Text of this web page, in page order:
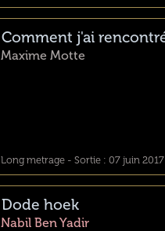
Comment j'ai
Maxime Motte
Long metrage - Sortie : 07 juin 2017
Dode hoek
Nabil Ben Yadir